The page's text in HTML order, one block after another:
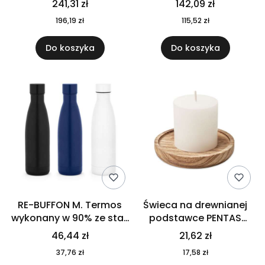
241,31 zł
196,19 zł
Do koszyka
142,09 zł
115,52 zł
Do koszyka
RE-BUFFON M. Termos
wykonany w 90% ze stali
nierdzewnej
pochodzącej z
recyklingu 520 ml 94294
46,44 zł
37,76 zł
Świeca na drewnianej
podstawce PENTAS
MO6282-40
21,62 zł
17,58 zł